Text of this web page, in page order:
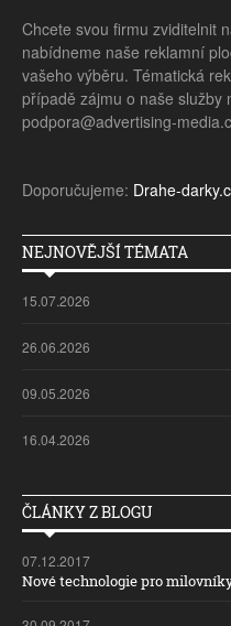
Chcete svou firmu zviditelnit
nabídneme naše reklamní
vašeho výběru. Tématická
případě zájmu o naše služby
podpora@advertising-
Doporučujeme: Drahe-
NEJNOVĚJŠÍ TÉMATA
15.07.2026
26.06.2026
09.05.2026
16.04.2026
ČLÁNKY Z BLOGU
07.12.2017
Nové technologie pro